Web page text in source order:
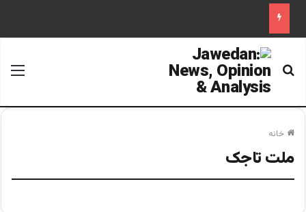
جستجو برای
خانه
ملت تاجک